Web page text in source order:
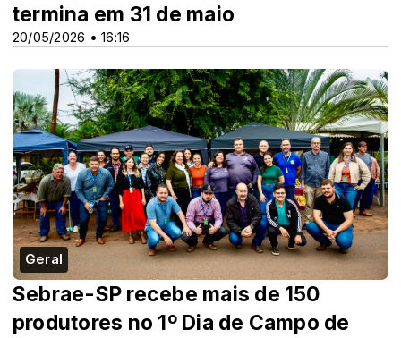
20/05/2026 • 16:16
termina em 31 de maio
Geral
Sebrae-SP recebe mais de 150
produtores no 1º Dia de Campo de